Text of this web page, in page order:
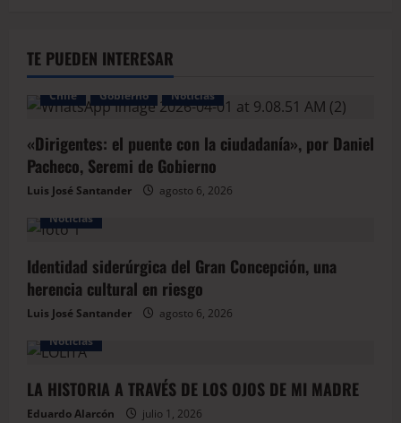
TE PUEDEN INTERESAR
Chile Gobierno Noticias
«Dirigentes: el puente con la ciudadanía», por Daniel
Pacheco, Seremi de Gobierno
Luis José Santander
agosto 6, 2026
Noticias
Identidad siderúrgica del Gran Concepción, una
herencia cultural en riesgo
Luis José Santander
agosto 6, 2026
Noticias
LA HISTORIA A TRAVÉS DE LOS OJOS DE MI MADRE
Eduardo Alarcón
julio 1, 2026